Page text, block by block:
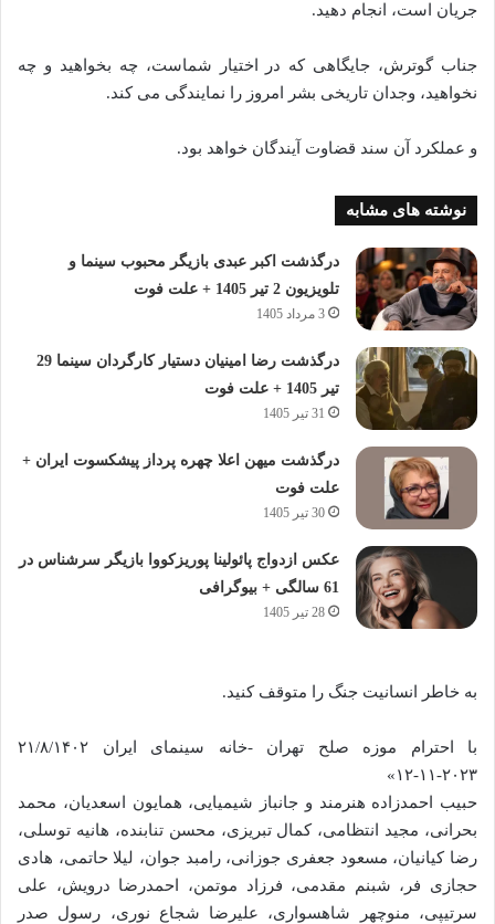
جریان است، انجام دهید.
جناب گوترش، جایگاهی که در اختیار شماست، چه بخواهید و چه
نخواهید، وجدان تاریخی بشر امروز را نمایندگی می‌ کند.
و عملکرد آن سند قضاوت آیندگان خواهد بود.
نوشته های مشابه
درگذشت اکبر عبدی بازیگر محبوب سینما و
تلویزیون 2 تیر 1405 + علت فوت
3 مرداد 1405
درگذشت رضا امینیان دستیار کارگردان سینما 29
تیر 1405 + علت فوت
31 تیر 1405
درگذشت میهن اعلا چهره پرداز پیشکسوت ایران +
علت فوت
30 تیر 1405
عکس ازدواج پائولینا پوریزکووا بازیگر سرشناس در
61 سالگی + بیوگرافی
28 تیر 1405
به خاطر انسانیت جنگ را متوقف کنید.
با احترام موزه صلح تهران -خانه سینمای ایران ۲۱/۸/۱۴۰۲
۲۰۲۳-۱۱-۱۲»
حبیب احمدزاده هنرمند و جانباز شیمیایی، همایون اسعدیان، محمد
بحرانی، مجید انتظامی، کمال تبریزی، محسن تنابنده، هانیه توسلی،
رضا کیانیان، مسعود جعفری جوزانی، رامبد جوان، لیلا حاتمی، هادی
حجازی فر، شبنم مقدمی، فرزاد موتمن، احمدرضا درویش، علی
سرتیپی، منوچهر شاهسواری، علیرضا شجاع نوری، رسول صدر